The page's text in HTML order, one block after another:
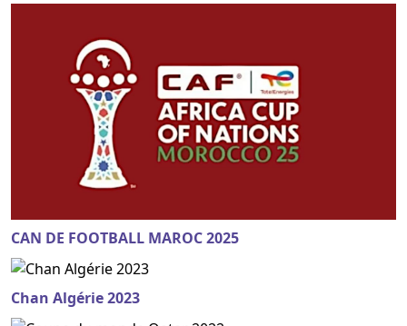
CAN DE FOOTBALL MAROC 2025
Chan Algérie 2023